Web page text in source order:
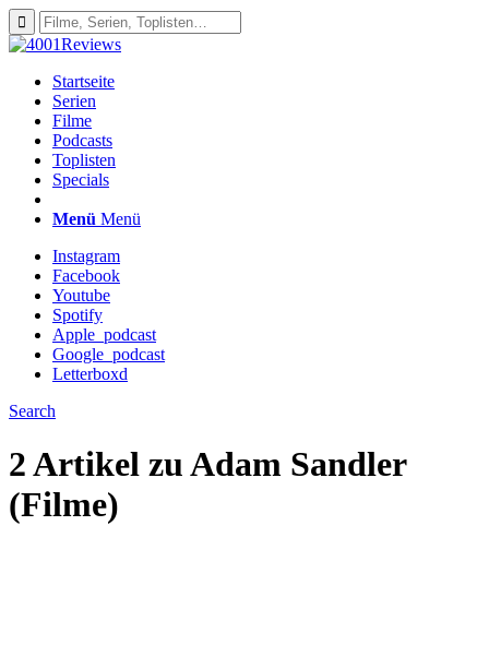
Startseite
Serien
Filme
Podcasts
Toplisten
Specials
Menü Menü
Instagram
Facebook
Youtube
Spotify
Apple_podcast
Google_podcast
Letterboxd
Search
2 Artikel zuAdam Sandler
(Filme)